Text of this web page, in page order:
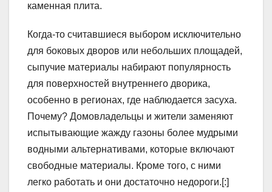
каменная плита.
Когда-то считавшиеся выбором исключительно
для боковых дворов или небольших площадей,
сыпучие материалы набирают популярность
для поверхностей внутреннего дворика,
особенно в регионах, где наблюдается засуха.
Почему? Домовладельцы и жители заменяют
испытывающие жажду газоны более мудрыми
водными альтернативами, которые включают
свободные материалы. Кроме того, с ними
легко работать и они достаточно недороги.[:]